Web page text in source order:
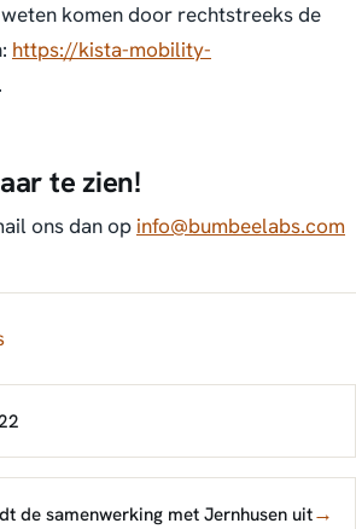
komen door rechtstreeks de
https://kista-mobility-
.
te zien!
ons dan op info@bumbeelabs.com
de samenwerking met Jernhusen uit→